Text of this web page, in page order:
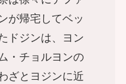
が帰宅してベッ
ドジンは、ヨン
・チョルヨンの
ざとヨジンに近